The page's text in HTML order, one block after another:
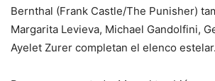
Bernthal (Frank Castle/The Punisher)
Margarita Levieva, Michael Gandolfini,
Ayelet Zurer completan el elenco estelar.